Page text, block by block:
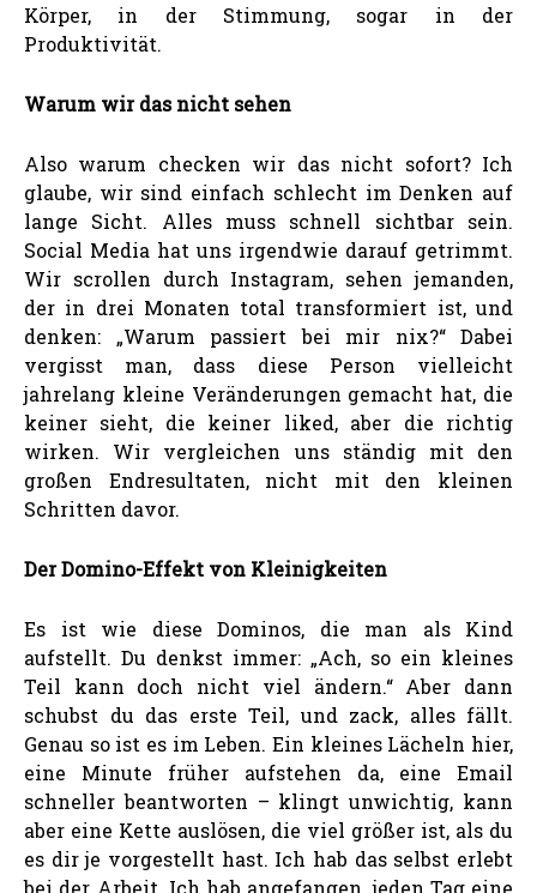
Körper, in der Stimmung, sogar in der
Produktivität.
Warum wir das nicht sehen
Also warum checken wir das nicht sofort? Ich
glaube, wir sind einfach schlecht im Denken auf
lange Sicht. Alles muss schnell sichtbar sein.
Social Media hat uns irgendwie darauf getrimmt.
Wir scrollen durch Instagram, sehen jemanden,
der in drei Monaten total transformiert ist, und
denken: „Warum passiert bei mir nix?“ Dabei
vergisst man, dass diese Person vielleicht
jahrelang kleine Veränderungen gemacht hat, die
keiner sieht, die keiner liked, aber die richtig
wirken. Wir vergleichen uns ständig mit den
großen Endresultaten, nicht mit den kleinen
Schritten davor.
Der Domino-Effekt von Kleinigkeiten
Es ist wie diese Dominos, die man als Kind
aufstellt. Du denkst immer: „Ach, so ein kleines
Teil kann doch nicht viel ändern.“ Aber dann
schubst du das erste Teil, und zack, alles fällt.
Genau so ist es im Leben. Ein kleines Lächeln hier,
eine Minute früher aufstehen da, eine Email
schneller beantworten – klingt unwichtig, kann
aber eine Kette auslösen, die viel größer ist, als du
es dir je vorgestellt hast. Ich hab das selbst erlebt
bei der Arbeit. Ich hab angefangen, jeden Tag eine